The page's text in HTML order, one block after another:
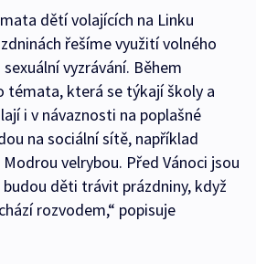
dětí volajících na Linku
řešíme využití volného
vyzrávání. Během
témata, která se týkají školy a
i v návaznosti na poplašné
na sociální sítě, například
velrybou. Před Vánoci jsou
děti trávit prázdniny, když
rozvodem,“ popisuje